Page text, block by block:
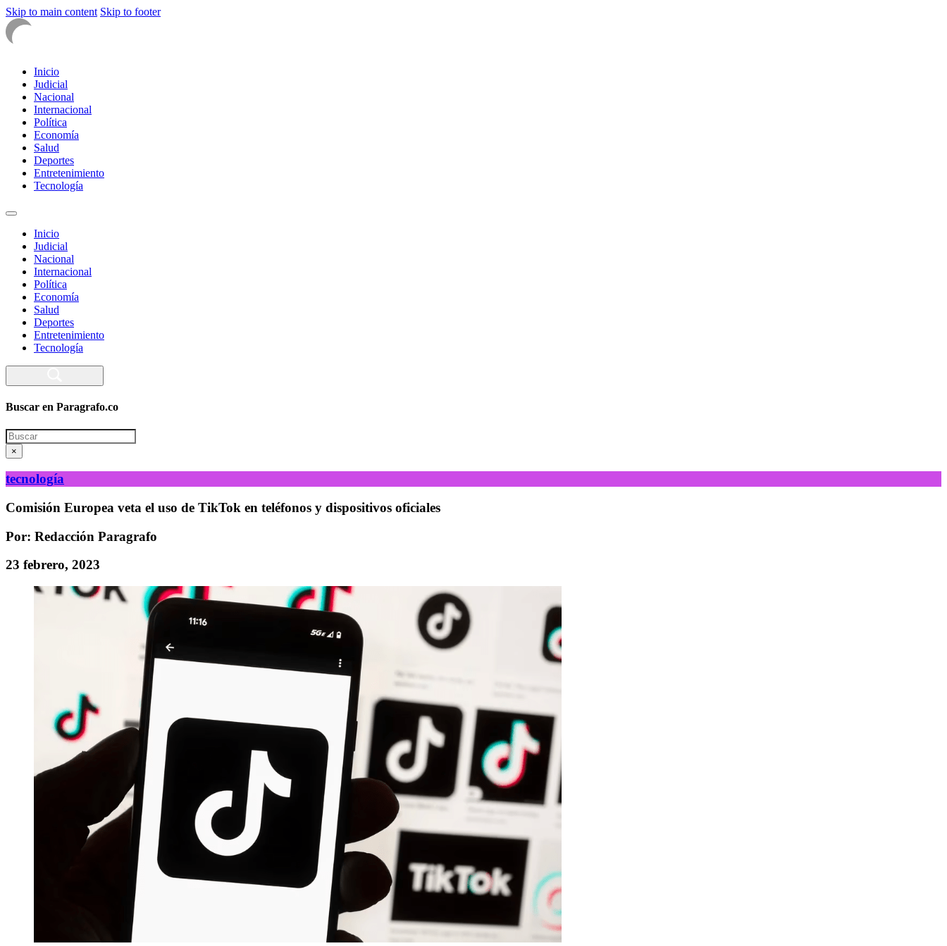
Skip to main content Skip to footer
Inicio
Judicial
Nacional
Internacional
Política
Economía
Salud
Deportes
Entretenimiento
Tecnología
Inicio
Judicial
Nacional
Internacional
Política
Economía
Salud
Deportes
Entretenimiento
Tecnología
Buscar en Paragrafo.co
Search
×
tecnología
Comisión Europea veta el uso de TikTok en teléfonos y dispositivos oficiales
Por: Redacción Paragrafo
23 febrero, 2023